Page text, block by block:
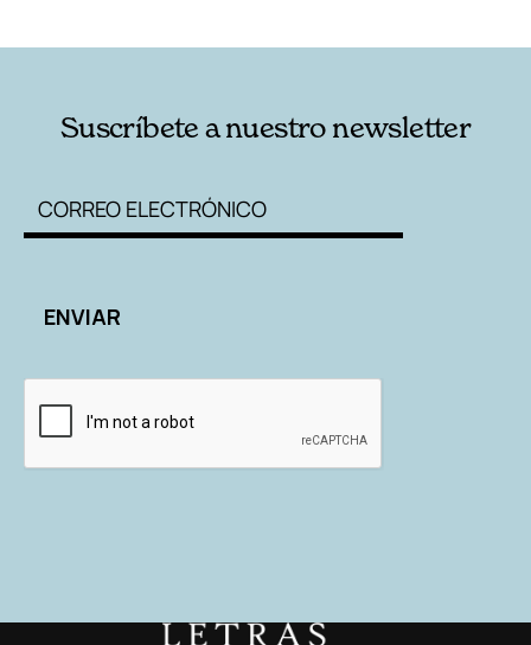
Suscríbete a nuestro newsletter